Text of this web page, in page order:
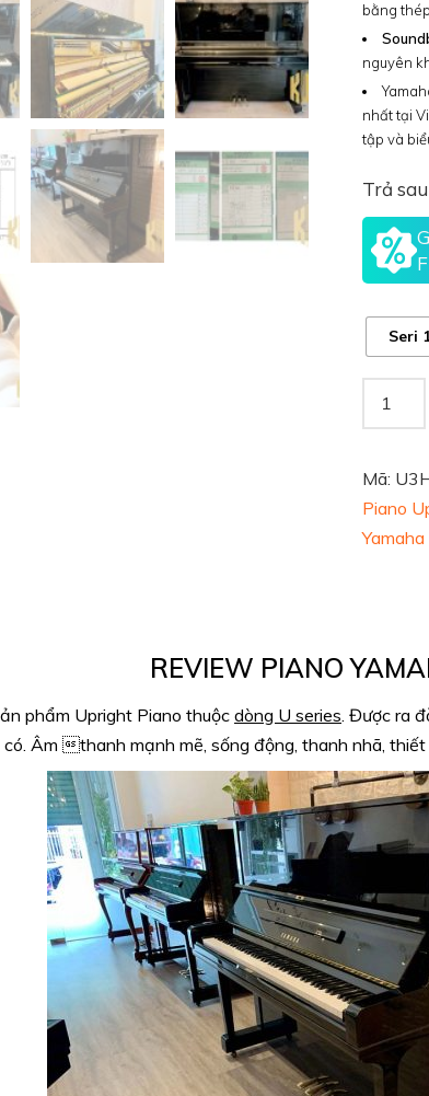
bằng
nguyên
nhất tại
tập và
Trả
Seri
Mã:
Piano
REVIEW PIANO
phẩm Upright Piano thuộc dòng U series. Được ra
Âm thanh mạnh mẽ, sống động, thanh nhã,